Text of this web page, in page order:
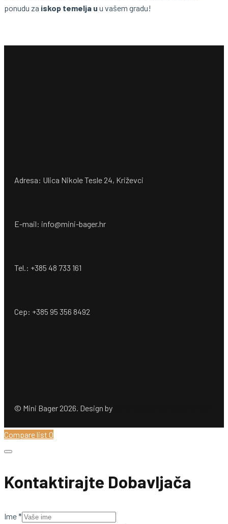
ponudu za iskop temelja u u vašem gradu!
Adresa: Ulica Nikole Tesle 24, Križevci
E-mail: info@mini-bager.hr
Tel.: +385 48 733 161
Cep: +385 95 356 8492
© Mini Bager 2026. Design by
Compare list 0
Kontaktirajte Dobavljača
Ime*